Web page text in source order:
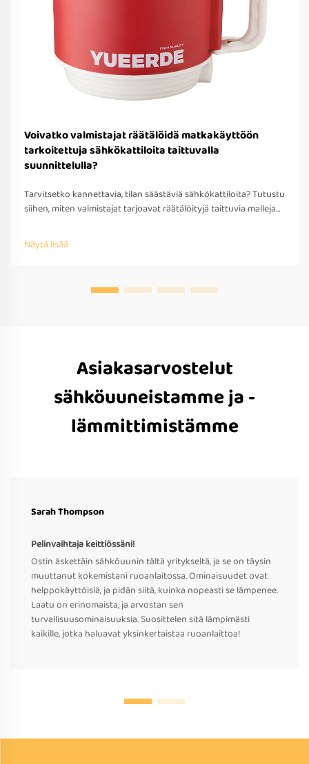
Voivatko valmistajat räätälöidä matkakäyttöön
tarkoitettuja sähkökattiloita taittuvalla
suunnittelulla?
Tarvitsetko kannettavia, tilan säästäviä sähkökattiloita? Tutustu
siihen, miten valmistajat tarjoavat räätälöityjä taittuvia malleja
kansainvälinen yhteensopivuus. Pyydä tarjous jo tänään.
Näytä lisää
Asiakasarvostelut
sähköuuneistamme ja -
lämmittimistämme
Sarah Thompson
Pelinvaihtaja keittiössäni!
Ostin äskettäin sähköuunin tältä yritykseltä, ja se on täysin
muuttanut kokemistani ruoanlaitossa. Ominaisuudet ovat
helppokäyttöisiä, ja pidän siitä, kuinka nopeasti se lämpenee.
Laatu on erinomaista, ja arvostan sen
turvallisuusominaisuuksia. Suosittelen sitä lämpimästi
kaikille, jotka haluavat yksinkertaistaa ruoanlaittoa!